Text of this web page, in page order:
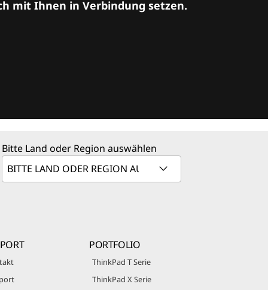
mit Ihnen in Verbindung setzen.
Bitte Land oder Region auswählen
PORTFOLIO
ThinkPad T Serie
ThinkPad X Serie